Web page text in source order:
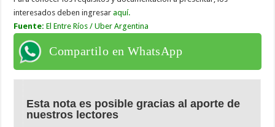
interesados deben ingresaraquí.
Fuente: El Entre Ríos / Uber Argentina
Compartilo en WhatsApp
Esta nota es posible gracias al aporte de
nuestros lectores